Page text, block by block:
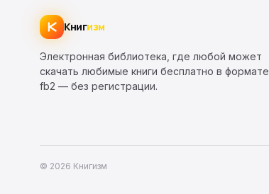
Книгизм
Электронная библиотека, где любой может
скачать любимые книги бесплатно в формате
fb2 — без регистрации.
© 2026 Книгизм